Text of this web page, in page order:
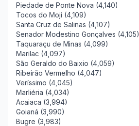
Piedade de Ponte Nova (4,140)
Tocos do Moji (4,109)
Santa Cruz de Salinas (4,107)
Senador Modestino Gonçalves (4,105)
Taquaraçu de Minas (4,099)
Marilac (4,097)
São Geraldo do Baixio (4,059)
Ribeirão Vermelho (4,047)
Veríssimo (4,045)
Marliéria (4,034)
Acaiaca (3,994)
Goianá (3,990)
Bugre (3,983)